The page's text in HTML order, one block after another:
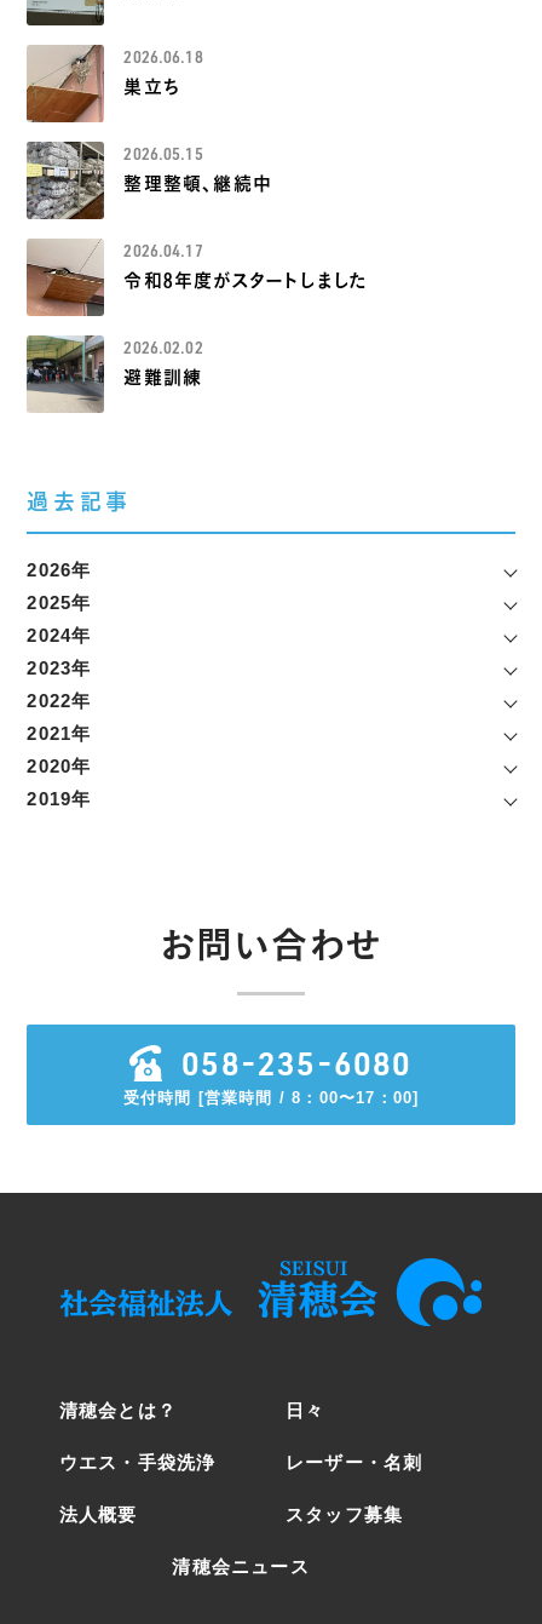
2026.06.18
巣立ち
2026.05.15
整理整頓、継続中
2026.04.17
令和8年度がスタートしました
2026.02.02
避難訓練
過去記事
2026年
2025年
2024年
2023年
2022年
2021年
2020年
2019年
お問い合わせ
058-235-6080
受付時間 [営業時間 / 8：00〜17：00]
清穂会とは？ 日々
ウエス・手袋洗浄 レーザー・名刺
法人概要 スタッフ募集
清穂会ニュース